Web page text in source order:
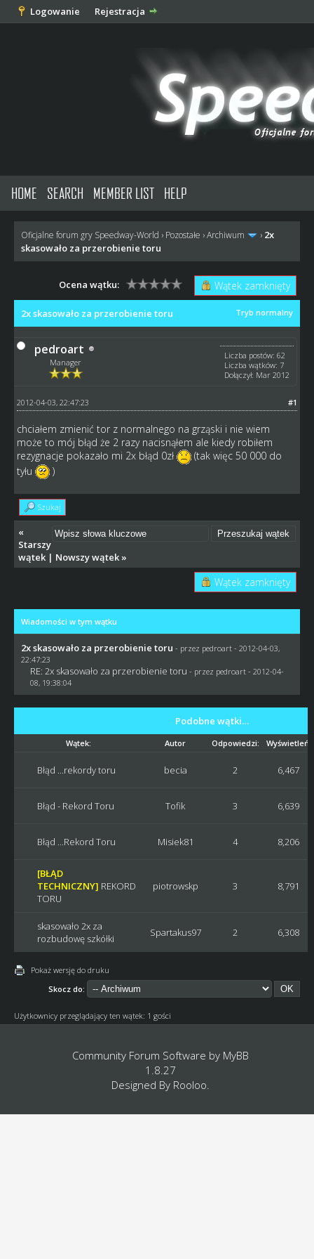
Logowanie Rejestracja
HOME SEARCH MEMBER LIST HELP
Oficjalne forum gry Speedway-World › Pozostałe ›Archiwum › 2x
skasowało za przerobienie toru
Wątek zamknięty
Ocena wątku:
Tryb normalny
2x skasowało za przerobienie toru
pedroart
Manager
Liczba postów: 62
Liczba wątków: 7
Dołączył: Mar 2012
#1
2012-04-03, 22:47:23
chciałem zmienić tor z normalnego na grząski i nie wiem
może to mój błąd że 2 razy nacisnąłem ale kiedy robiłem
rezygnacje pokazało mi 2x błąd 0zł
(tak więc 50 000 do
tyłu
)
Szukaj
«
Starszy
wątek| Nowszy wątek»
Wątek zamknięty
Wiadomości w tym wątku
2x skasowało za przerobienie toru - przez pedroart- 2012-04-03,
22:47:23
RE: 2x skasowało za przerobienie toru - przez pedroart- 2012-04-
08, 19:38:04
Podobne wątki…
Wątek: Autor Odpowiedzi: Wyświetleń:
Błąd ...rekordy toru becia 2 6,467
Błąd - Rekord Toru Tofik 3 6,639
Błąd ...Rekord Toru Misiek81 4 8,206
[BŁĄD
TECHNICZNY] REKORD
TORU
piotrowskp 3 8,791
skasowało 2x za
rozbudowę szkółki
Spartakus97 2 6,308
Pokaż wersję do druku
Skocz do:
Użytkownicy przeglądający ten wątek: 1 gości
Community Forum Software by MyBB
1.8.27
Designed By Rooloo.